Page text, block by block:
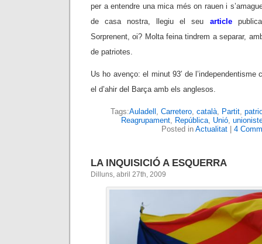
per a entendre una mica més on rauen i
de casa nostra, llegiu el seu article
Sorprenent, oi? Molta feina tindrem a separar,
de patriotes.
Us ho avenço: el minut 93′ de l’independentisme
el d’ahir del Barça amb els anglesos.
Tags:Auladell , Carretero, català, Partit,
Reagrupament, República, Unió,
Posted in Actualitat| 4
LA INQUISICIÓ A ESQUERRA
Dilluns, abril 27th, 2009